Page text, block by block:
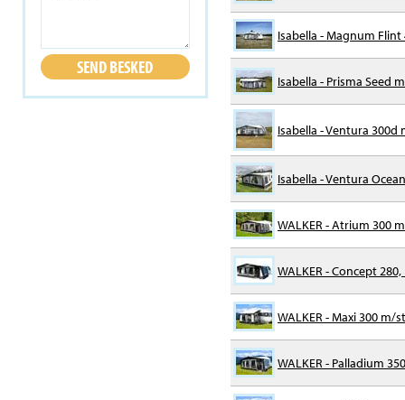
Isabella - Magnum
Isabella - Prisma Seed
Isabella - Ventura 300d
Isabella - Ventura
WALKER - Atrium 300
WALKER - Concept
WALKER - Maxi 300 m/
WALKER - Palladium